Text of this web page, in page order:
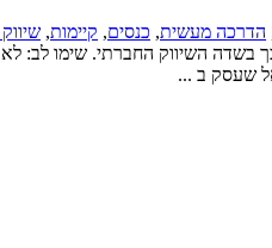
הדרכה מעשית, כנסים, קיימות,
שעסק ב ...